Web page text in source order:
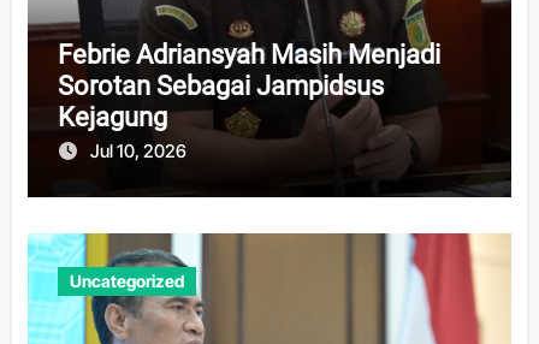
Febrie Adriansyah Masih Menjadi
Sorotan Sebagai Jampidsus
Kejagung
Jul 10, 2026
Uncategorized